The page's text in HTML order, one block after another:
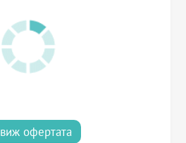
виж офертата